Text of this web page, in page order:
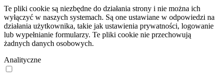
Te pliki cookie są niezbędne do działania strony i nie można ich
wyłączyć w naszych systemach. Są one ustawiane w odpowiedzi na
działania użytkownika, takie jak ustawienia prywatności, logowanie
lub wypełnianie formularzy. Te pliki cookie nie przechowują
żadnych danych osobowych.
Analityczne